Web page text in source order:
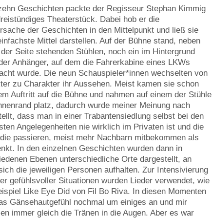
Geschichten packte der Regisseur Stephan Kimmig
Theaterstück. Dabei hob er die
der Geschichten in den Mittelpunkt und ließ sie
Mittel darstellen. Auf der Bühne stand, neben
Seite stehenden Stühlen, noch ein im Hintergrund
Anhänger, auf dem die Fahrerkabine eines LKWs
wurde. Die neun Schauspieler*innen wechselten von
zu Charakter ihr Aussehen. Meist kamen sie schon
Auftritt auf die Bühne und nahmen auf einem der Stühle
platz, dadurch wurde meiner Meinung nach
dass man in einer Trabantensiedlung selbst bei den
Angelegenheiten nie wirklich im Privaten ist und die
passieren, meist mehr Nachbarn mitbekommen als
In den einzelnen Geschichten wurden dann in
Ebenen unterschiedliche Orte dargestellt, an
die jeweiligen Personen aufhalten. Zur Intensivierung
gefühlsvoller Situationen wurden Lieder verwendet, wie
Like Eye Did von Fil Bo Riva. In diesen Momenten
Gänsehautgefühl nochmal um einiges an und mir
immer gleich die Tränen in die Augen. Aber es war